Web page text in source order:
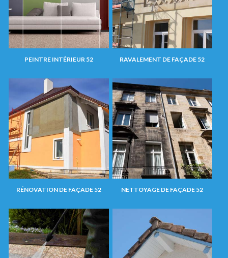
PEINTRE INTÉRIEUR 52 RAVALEMENT DE FAÇADE 52
RÉNOVATION DE FAÇADE 52 NETTOYAGE DE FAÇADE 52